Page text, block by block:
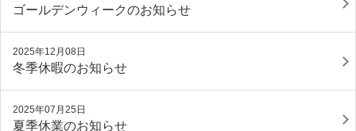
ゴールデンウィークのお知らせ
2025年12月08日
冬季休暇のお知らせ
2025年07月25日
夏季休業のお知らせ